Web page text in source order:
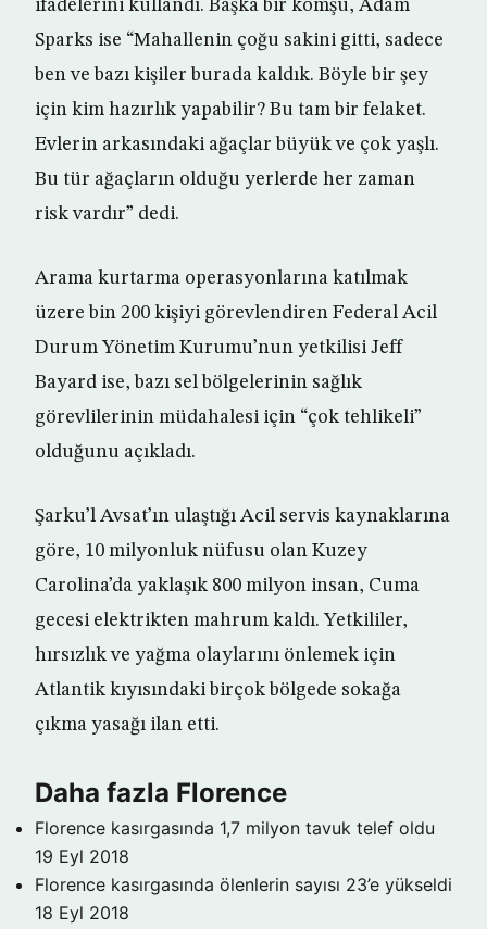
ifadelerini kullandı. Başka bir komşu, Adam
Sparks ise “Mahallenin çoğu sakini gitti, sadece
ben ve bazı kişiler burada kaldık. Böyle bir şey
için kim hazırlık yapabilir? Bu tam bir felaket.
Evlerin arkasındaki ağaçlar büyük ve çok yaşlı.
Bu tür ağaçların olduğu yerlerde her zaman
risk vardır” dedi.
Arama kurtarma operasyonlarına katılmak
üzere bin 200 kişiyi görevlendiren Federal Acil
Durum Yönetim Kurumu’nun yetkilisi Jeff
Bayard ise, bazı sel bölgelerinin sağlık
görevlilerinin müdahalesi için “çok tehlikeli”
olduğunu açıkladı.
Şarku’l Avsat’ın ulaştığı Acil servis kaynaklarına
göre, 10 milyonluk nüfusu olan Kuzey
Carolina’da yaklaşık 800 milyon insan, Cuma
gecesi elektrikten mahrum kaldı. Yetkililer,
hırsızlık ve yağma olaylarını önlemek için
Atlantik kıyısındaki birçok bölgede sokağa
çıkma yasağı ilan etti.
Daha fazla Florence
Florence kasırgasında 1,7 milyon tavuk telef oldu
19 Eyl 2018
Florence kasırgasında ölenlerin sayısı 23’e yükseldi
18 Eyl 2018